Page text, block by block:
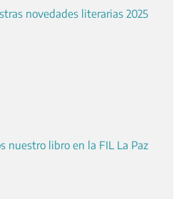
novedades literarias 2025
nuestro libro en la FIL La Paz